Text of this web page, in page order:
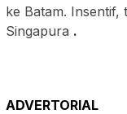
ke Batam. Insentif,
Singapura .
ADVERTORIAL